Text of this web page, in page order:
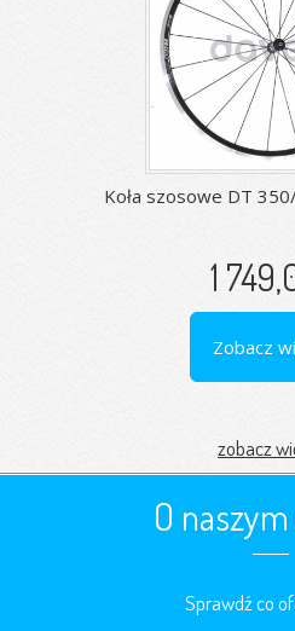
Koła szosowe DT
1
Zobacz
zobacz
O
Sprawdź co